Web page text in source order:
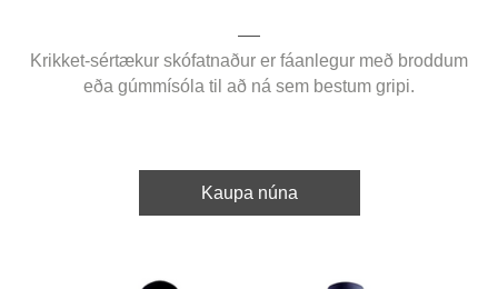
Krikket-sértækur skófatnaður er fáanlegur með broddum
eða gúmmísóla til að ná sem bestum gripi.
Kaupa núna